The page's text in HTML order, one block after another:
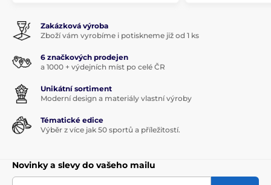
Zakázková výroba
Zboží vám vyrobíme i potiskneme již od 1 ks
6 značkových prodejen
a 1000 + výdejních míst po celé ČR
Unikátní sortiment
Moderní design a materiály vlastní výroby
Tématické edice
Výběr z více jak 50 sportů a příležitostí.
Novinky a slevy do vašeho mailu